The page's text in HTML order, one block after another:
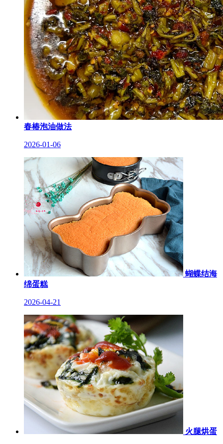
春椿泡油做法
2026-01-06
蝴蝶结海
绵蛋糕
2026-04-21
火腿烘蛋